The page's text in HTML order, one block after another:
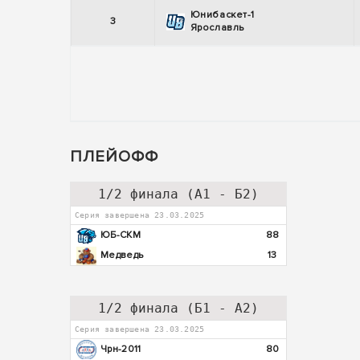
3
Юнибаскет-1
Ярославль
ПЛЕЙОФФ
1/2 финала (А1 - Б2)
Серия завершена 23.03.2025
ЮБ-СКМ
88
Медведь
13
1/2 финала (Б1 - А2)
Серия завершена 23.03.2025
Чрн-2011
80